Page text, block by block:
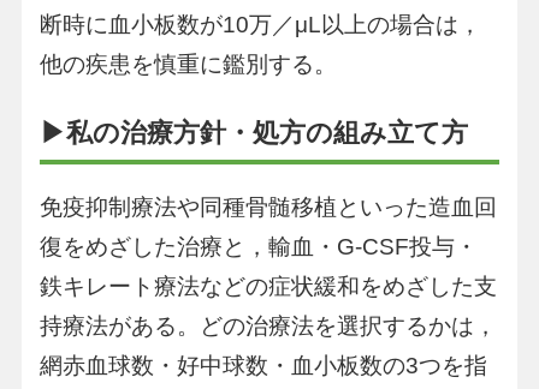
断時に血小板数が10万／μL以上の場合は，
他の疾患を慎重に鑑別する。
▶私の治療方針・処方の組み立て方
免疫抑制療法や同種骨髄移植といった造血回
復をめざした治療と，輸血・G-CSF投与・
鉄キレート療法などの症状緩和をめざした支
持療法がある。どの治療法を選択するかは，
網赤血球数・好中球数・血小板数の3つを指